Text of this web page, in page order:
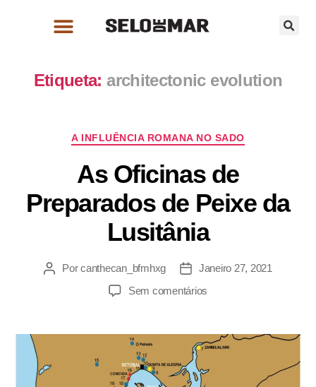
Etiqueta: architectonic evolution
A INFLUÊNCIA ROMANA NO SADO
As Oficinas de
Preparados de Peixe da
Lusitânia
Porcanthecan_bfmhxg
Janeiro 27, 2021
Sem comentários